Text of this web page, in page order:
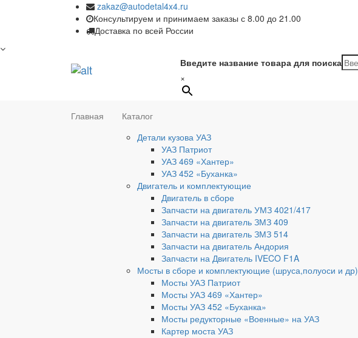
zakaz@autodetal4x4.ru
Консультируем и принимаем заказы с 8.00 до 21.00
Доставка по всей России
Введите название товара для поиска
×
Главная
Каталог
Детали кузова УАЗ
УАЗ Патриот
УАЗ 469 «Хантер»
УАЗ 452 «Буханка»
Двигатель и комплектующие
Двигатель в сборе
Запчасти на двигатель УМЗ 4021/417
Запчасти на двигатель ЗМЗ 409
Запчасти на двигатель ЗМЗ 514
Запчасти на двигатель Андория
Запчасти на Двигатель IVECO F1A
Мосты в сборе и комплектующие (шруса,полуоси и др)
Мосты УАЗ Патриот
Мосты УАЗ 469 «Хантер»
Мосты УАЗ 452 «Буханка»
Мосты редукторные «Военные» на УАЗ
Картер моста УАЗ